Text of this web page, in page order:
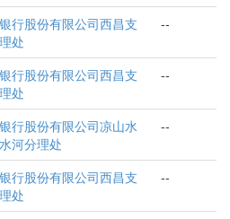
行股份有限公司西昌支
处
--
行股份有限公司西昌支
处
--
行股份有限公司凉山水
河分理处
--
行股份有限公司西昌支
处
--